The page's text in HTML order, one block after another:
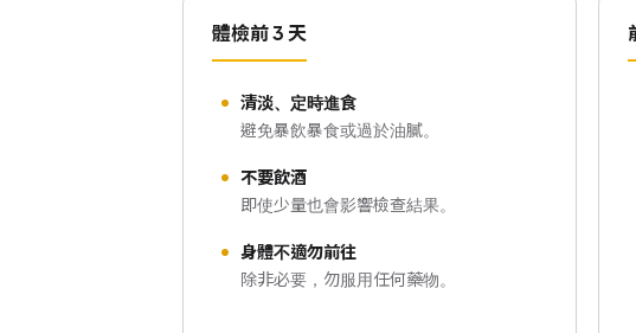
體檢前 3 天
清淡、定時進食
避免暴飲暴食或過於油膩。
不要飲酒
即使少量也會影響檢查結果。
身體不適勿前往
除非必要，勿服用任何藥物。